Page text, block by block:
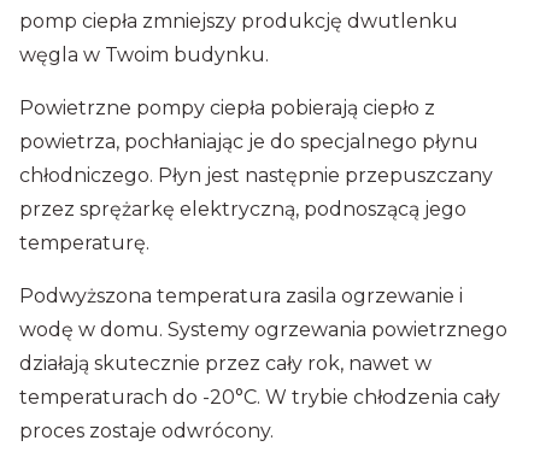
pomp ciepła zmniejszy produkcję dwutlenku
węgla w Twoim budynku.
Powietrzne pompy ciepła pobierają ciepło z
powietrza, pochłaniając je do specjalnego płynu
chłodniczego. Płyn jest następnie przepuszczany
przez sprężarkę elektryczną, podnoszącą jego
temperaturę.
Podwyższona temperatura zasila ogrzewanie i
wodę w domu. Systemy ogrzewania powietrznego
działają skutecznie przez cały rok, nawet w
temperaturach do -20°C. W trybie chłodzenia cały
proces zostaje odwrócony.